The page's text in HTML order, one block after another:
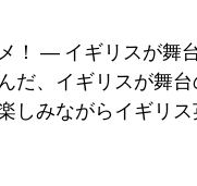
！ ― イギリスが舞
だ、イギリスが舞
しみながらイギリ